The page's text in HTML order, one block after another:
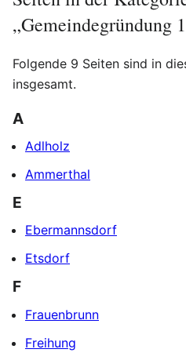
„Gemeindegründung
Folgende 9 Seiten sind in
insgesamt.
A
Adlholz
Ammerthal
E
Ebermannsdorf
Etsdorf
F
Frauenbrunn
Freihung